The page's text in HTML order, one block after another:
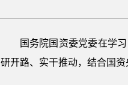
国务院国资委党委在学
研开路、实干推动，结合国